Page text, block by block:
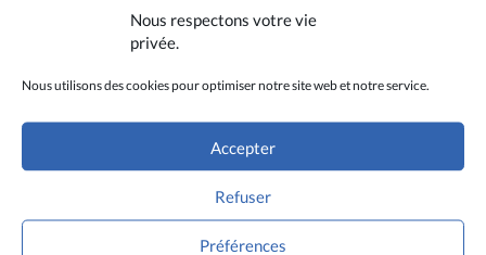
Nous respectons votre vie
privée.
Nous utilisons des cookies pour optimiser notre site web et notre service.
Accepter
Refuser
Préférences
A LIRE AUSSI